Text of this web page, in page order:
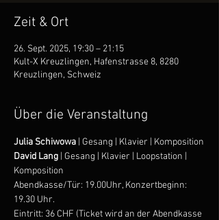
Zeit & Ort
26. Sept. 2025, 19:30 – 21:15
Kult-X Kreuzlingen, Hafenstrasse 8, 8280
Kreuzlingen, Schweiz
Über die Veranstaltung
Julia Schiwowa | Gesang | Klavier | Komposition
David Lang | Gesang | Klavier | Loopstation |
Komposition
Abendkasse/Tür: 19.00Uhr, Konzertbeginn:
19.30 Uhr.
Eintritt: 36 CHF (Ticket wird an der Abendkasse